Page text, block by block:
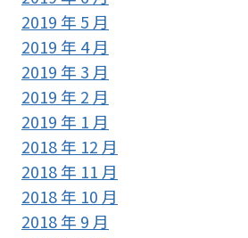
2019 年 5 月
2019 年 4 月
2019 年 3 月
2019 年 2 月
2019 年 1 月
2018 年 12 月
2018 年 11 月
2018 年 10 月
2018 年 9 月